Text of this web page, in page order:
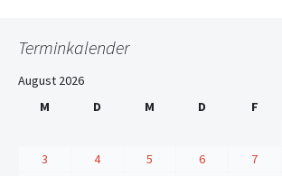
Terminkalender
August 2026
M
D M D F
3
4 5 6 7